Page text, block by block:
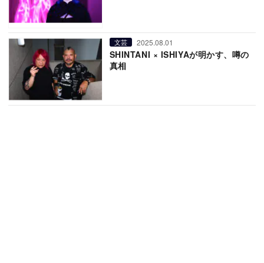
文芸 2025.08.01
SHINTANI × ISHIYAが明かす、噂の
真相